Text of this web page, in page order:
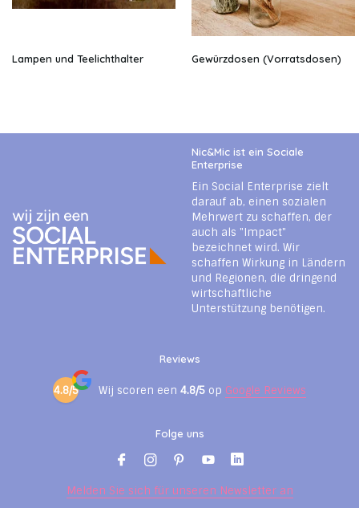
Lampen und Teelichthalter Gewürzdosen (Vorratsdosen)
Nic&Mic ist ein Sociale
Enterprise
Ein Social Enterprise zielt
darauf ab, einen sozialen
Mehrwert zu schaffen, der
auch als "Impact"
bezeichnet wird. Wir
schaffen Wirkung in Ländern
und Regionen, die dringend
wirtschaftliche
Unterstützung benötigen.
Reviews
4.8/5 Wij scoren een 4.8/5 op Google Reviews
Folge uns
Melden Sie sich für unseren Newsletter an